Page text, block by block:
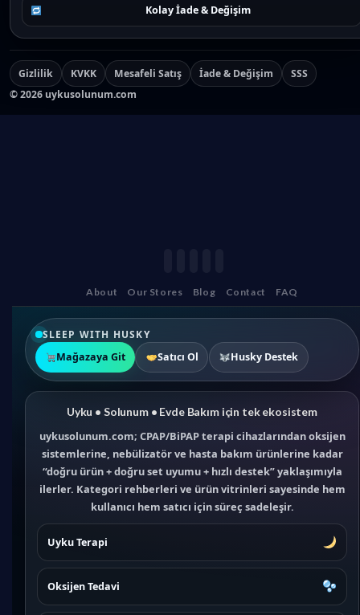
Kolay İade & Değişim
Gizlilik KVKK Mesafeli Satış İade & Değişim
SSS
©2026 uykusolunum.com
About Our Stores Blog Contact FAQ
SLEEP WITH HUSKY
Mağazaya Git
Satıcı Ol Husky Destek
Uyku • Solunum • Evde Bakım için tek ekosistem
uykusolunum.com; CPAP/BiPAP terapi cihazlarından oksijen
sistemlerine, nebülizatör ve hasta bakım ürünlerine kadar
“doğru ürün + doğru set uyumu + hızlı destek” yaklaşımıyla
ilerler. Kategori rehberleri ve ürün vitrinleri sayesinde hem
kullanıcı hem satıcı için süreç sadeleşir.
Uyku Terapi
Oksijen Tedavi